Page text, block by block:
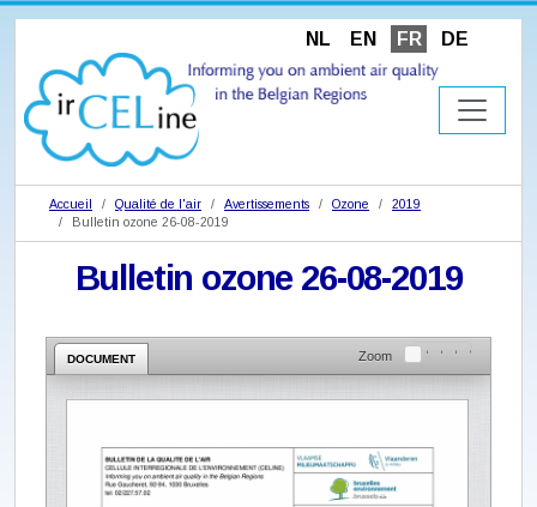
NL EN FR DE
Accueil Qualité de l'air Avertissements Ozone
2019
Bulletin ozone 26-08-2019
Bulletin ozone 26-08-2019
DOCUMENT Zoom